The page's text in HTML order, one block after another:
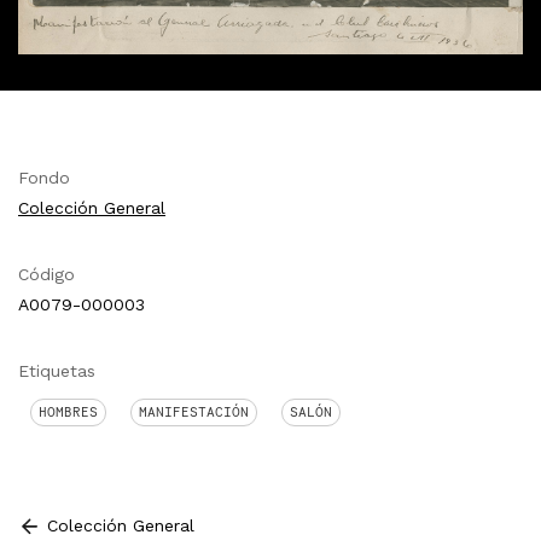
Fondo
Colección General
Código
A0079-000003
Etiquetas
HOMBRES MANIFESTACIÓN SALÓN
Colección General